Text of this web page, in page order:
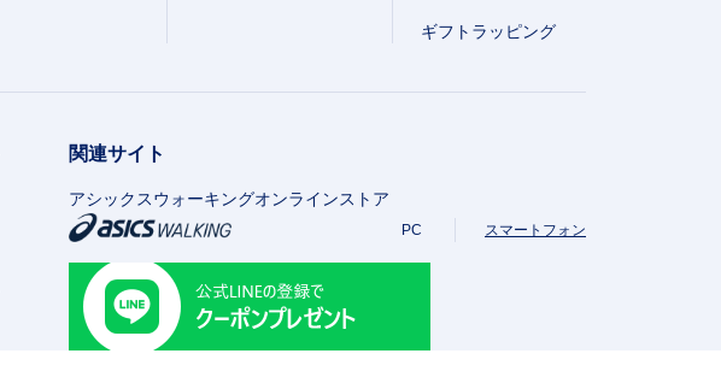
ギフトラッピング
関連サイト
アシックスウォーキングオンラインストア
PC スマートフォン